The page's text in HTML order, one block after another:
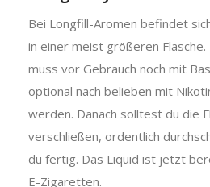
Bei Longfill-Aromen befindet
in einer meist größeren Flasche.
muss vor Gebrauch noch mit
optional nach belieben mit
werden. Danach solltest du die
verschließen, ordentlich
du fertig. Das Liquid ist jetzt
E-Zigaretten.